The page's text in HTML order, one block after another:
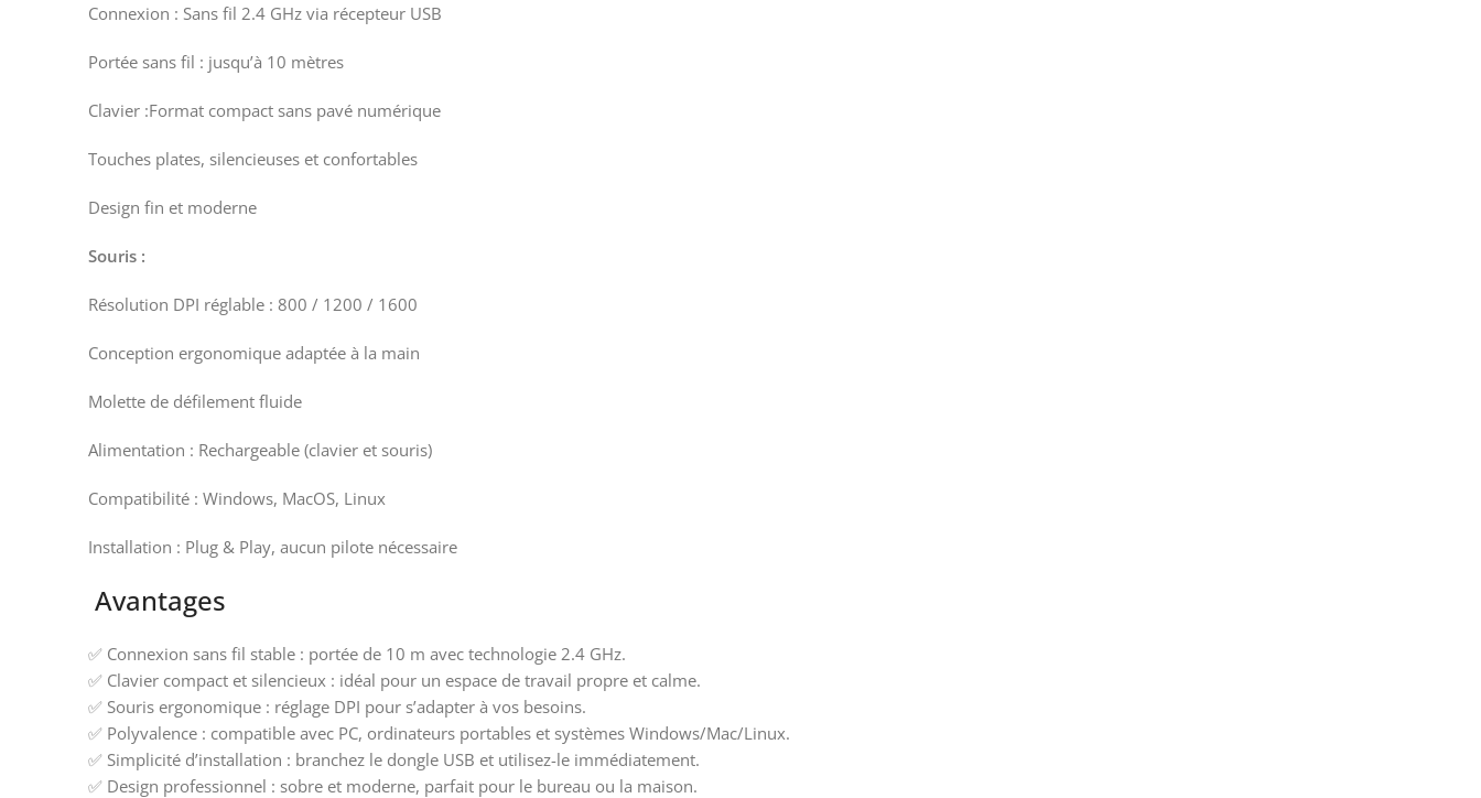
Connexion : Sans fil 2.4 GHz via récepteur USB
Portée sans fil : jusqu’à 10 mètres
Clavier :Format compact sans pavé numérique
Touches plates, silencieuses et confortables
Design fin et moderne
Souris :
Résolution DPI réglable : 800 / 1200 / 1600
Conception ergonomique adaptée à la main
Molette de défilement fluide
Alimentation : Rechargeable (clavier et souris)
Compatibilité : Windows, MacOS, Linux
Installation : Plug & Play, aucun pilote nécessaire
Avantages
✅ Connexion sans fil stable : portée de 10 m avec technologie 2.4 GHz.
✅ Clavier compact et silencieux : idéal pour un espace de travail propre et calme.
✅ Souris ergonomique : réglage DPI pour s’adapter à vos besoins.
✅ Polyvalence : compatible avec PC, ordinateurs portables et systèmes Windows/Mac/Linux.
✅ Simplicité d’installation : branchez le dongle USB et utilisez-le immédiatement.
✅ Design professionnel : sobre et moderne, parfait pour le bureau ou la maison.